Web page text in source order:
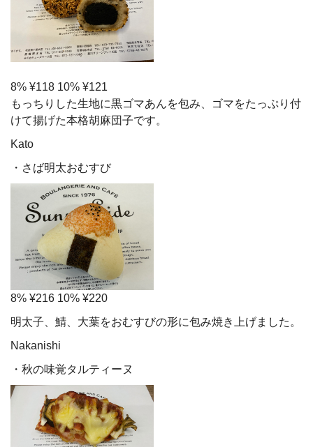
8% ¥118 10% ¥121
もっちりした生地に黒ゴマあんを包み、ゴマをたっぷり付
けて揚げた本格胡麻団子です。
Kato
・さば明太おむすび
8% ¥216 10% ¥220
明太子、鯖、大葉をおむすびの形に包み焼き上げました。
Nakanishi
・秋の味覚タルティーヌ